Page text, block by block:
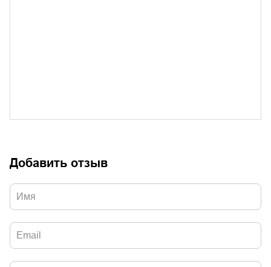
Добавить отзыв